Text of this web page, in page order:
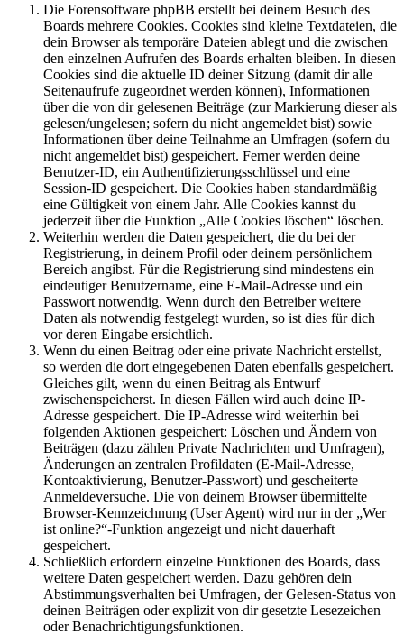
Die Forensoftware phpBB erstellt bei deinem Besuch des
Boards mehrere Cookies. Cookies sind kleine Textdateien, die
dein Browser als temporäre Dateien ablegt und die zwischen
den einzelnen Aufrufen des Boards erhalten bleiben. In diesen
Cookies sind die aktuelle ID deiner Sitzung (damit dir alle
Seitenaufrufe zugeordnet werden können), Informationen
über die von dir gelesenen Beiträge (zur Markierung dieser als
gelesen/ungelesen; sofern du nicht angemeldet bist) sowie
Informationen über deine Teilnahme an Umfragen (sofern du
nicht angemeldet bist) gespeichert. Ferner werden deine
Benutzer-ID, ein Authentifizierungsschlüssel und eine
Session-ID gespeichert. Die Cookies haben standardmäßig
eine Gültigkeit von einem Jahr. Alle Cookies kannst du
jederzeit über die Funktion „Alle Cookies löschen“ löschen.
Weiterhin werden die Daten gespeichert, die du bei der
Registrierung, in deinem Profil oder deinem persönlichem
Bereich angibst. Für die Registrierung sind mindestens ein
eindeutiger Benutzername, eine E-Mail-Adresse und ein
Passwort notwendig. Wenn durch den Betreiber weitere
Daten als notwendig festgelegt wurden, so ist dies für dich
vor deren Eingabe ersichtlich.
Wenn du einen Beitrag oder eine private Nachricht erstellst,
so werden die dort eingegebenen Daten ebenfalls gespeichert.
Gleiches gilt, wenn du einen Beitrag als Entwurf
zwischenspeicherst. In diesen Fällen wird auch deine IP-
Adresse gespeichert. Die IP-Adresse wird weiterhin bei
folgenden Aktionen gespeichert: Löschen und Ändern von
Beiträgen (dazu zählen Private Nachrichten und Umfragen),
Änderungen an zentralen Profildaten (E-Mail-Adresse,
Kontoaktivierung, Benutzer-Passwort) und gescheiterte
Anmeldeversuche. Die von deinem Browser übermittelte
Browser-Kennzeichnung (User Agent) wird nur in der „Wer
ist online?“-Funktion angezeigt und nicht dauerhaft
gespeichert.
Schließlich erfordern einzelne Funktionen des Boards, dass
weitere Daten gespeichert werden. Dazu gehören dein
Abstimmungsverhalten bei Umfragen, der Gelesen-Status von
deinen Beiträgen oder explizit von dir gesetzte Lesezeichen
oder Benachrichtigungsfunktionen.